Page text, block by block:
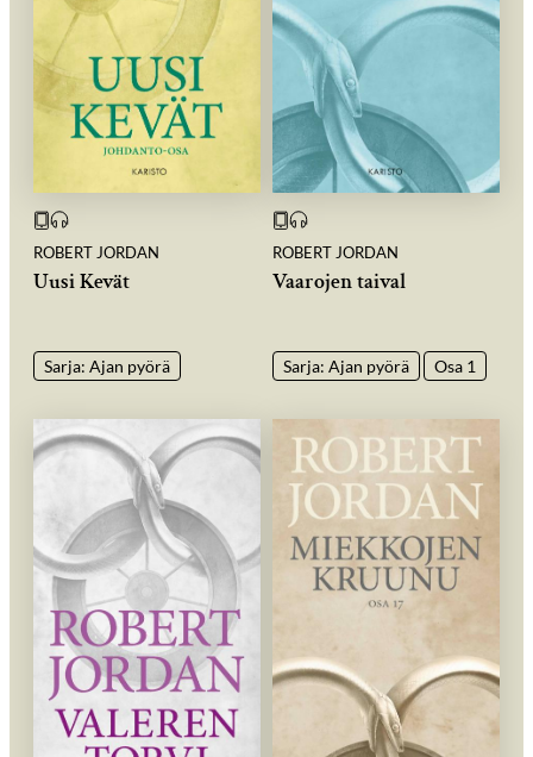
ROBERT JORDAN
Uusi Kevät
Sarja: Ajan pyörä
ROBERT JORDAN
Vaarojen taival
Sarja: Ajan pyörä Osa 1